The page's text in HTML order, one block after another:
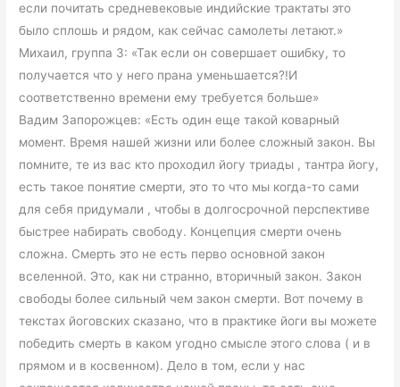
если почитать средневековые индийские трактаты это
было сплошь и рядом, как сейчас самолеты летают.»
Михаил, группа 3: «Так если он совершает ошибку, то
получается что у него прана уменьшается?!И
соответственно времени ему требуется больше»
Вадим Запорожцев: «Есть один еще такой коварный
момент. Время нашей жизни или более сложный закон. Вы
помните, те из вас кто проходил йогу триады , тантра йогу,
есть такое понятие смерти, это то что мы когда-то сами
для себя придумали , чтобы в долгосрочной перспективе
быстрее набирать свободу. Концепция смерти очень
сложна. Смерть это не есть перво основной закон
вселенной. Это, как ни странно, вторичный закон. Закон
свободы более сильный чем закон смерти. Вот почему в
текстах йоговских сказано, что в практике йоги вы можете
победить смерть в каком угодно смысле этого слова ( и в
прямом и в косвенном). Дело в том, если у нас